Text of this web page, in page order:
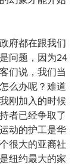
府都在跟我们
问题，因为24
们说，我们当
么办呢？难道
刚加入的时候
者已经争取了
动的护工是华
很大的亚裔社
纽约最大的家